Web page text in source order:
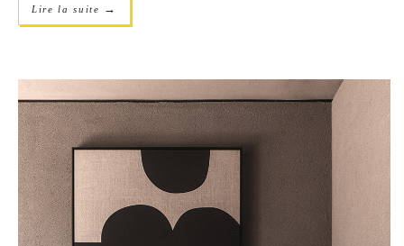
Lire la suite →